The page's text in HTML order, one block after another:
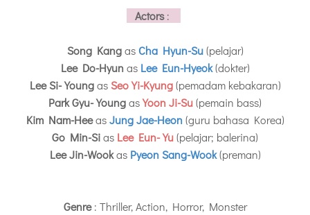
Actors:
Song Kangas Cha Hyun-Su(pelajar)
Lee Do-Hyun as Lee Eun-Hyeok(dokter)
Lee Si-YoungasSeo Yi-Kyung(pemadam kebakaran)
Park Gyu-YoungasYoon Ji-Su(pemain bass)
Kim Nam-HeeasJung Jae-Heon(guru bahasa Korea)
Go Min-Sias Lee Eun-Yu(pelajar; balerina)
Lee Jin-Wookas Pyeon Sang-Wook(preman)
Genre: Thriller, Action, Horror, Monster